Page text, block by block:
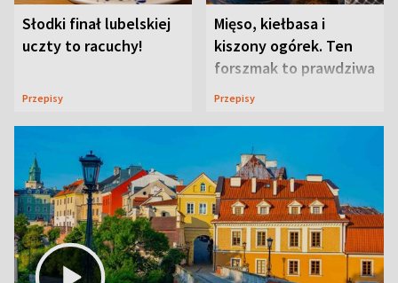
Słodki finał lubelskiej
uczty to racuchy!
Przepisy
Mięso, kiełbasa i
kiszony ogórek. Ten
forszmak to prawdziwa
uczta
Przepisy